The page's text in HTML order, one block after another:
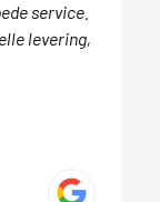
service.
levering,